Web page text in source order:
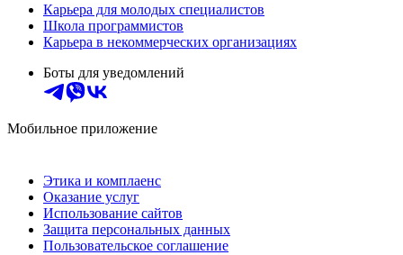
Карьера для молодых специалистов
Школа программистов
Карьера в некоммерческих организациях
Боты для уведомлений
Мобильное приложение
Этика и комплаенс
Оказание услуг
Использование сайтов
Защита персональных данных
Пользовательское соглашение